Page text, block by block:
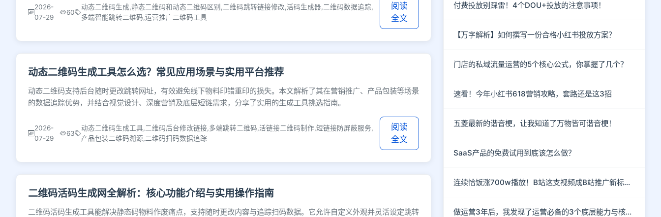
2026-
07-29
60
动态二维码生成,静态二维码和动态二维码区别,二维码跳转链接修改,活码生成器,二维码数据追踪,
多端智能跳转二维码,运营推广二维码工具
阅读
全文
动态二维码生成工具怎么选？常见应用场景与实用平台推荐
动态二维码支持后台随时更改跳转网址，有效避免线下物料印错重印的损失。本文解析了其在营销推广、产品包装等场景
的数据追踪优势，并结合视觉设计、深度营销及底层短链需求，分享了实用的生成工具挑选指南。
2026-
07-29
63
动态二维码生成工具,二维码后台修改链接,多端跳转二维码,活链接二维码制作,短链接防屏蔽服务,
产品包装二维码溯源,二维码扫码数据追踪
阅读
全文
二维码活码生成网全解析：核心功能介绍与实用操作指南
二维码活码生成工具能解决静态码物料作废痛点，支持随时更改内容与追踪扫码数据。它允许自定义外观并灵活设定跳转
付费投放别踩雷！4个DOU+投放的注意事项！
【万字解析】如何撰写一份合格小红书投放方案？
门店的私域流量运营的5个核心公式，你掌握了几个？
速看！今年小红书618营销攻略，套路还是这3招
五菱最新的谐音梗，让我知道了万物皆可谐音梗！
SaaS产品的免费试用到底该怎么做？
连续恰饭涨700w播放！B站这支视频成B站推广新标杆！
做运营3年后，我发现了运营必备的3个底层能力与核心思维